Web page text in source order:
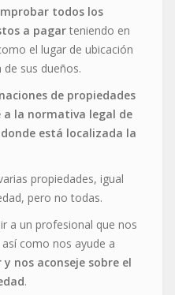
todos los
a pagar teniendo en
el lugar de ubicación
de sus dueños.
de propiedades
a la normativa legal de
está localizada la
propiedades, igual
pero no todas.
a un profesional que nos
como nos ayude a
nos aconseje sobre el
.